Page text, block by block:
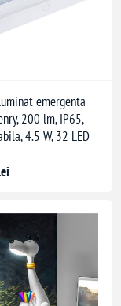
emergenta
200 lm, IP65,
4.5 W, 32 LED